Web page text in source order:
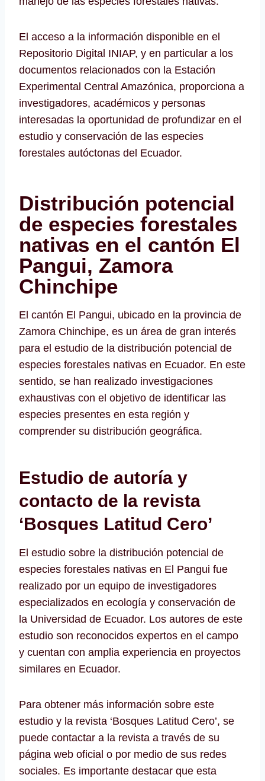
El acceso a la información disponible en el
Repositorio Digital INIAP, y en particular a los
documentos relacionados con la Estación
Experimental Central Amazónica, proporciona a
investigadores, académicos y personas
interesadas la oportunidad de profundizar en el
estudio y conservación de las especies
forestales autóctonas del Ecuador.
Distribución potencial
de especies forestales
nativas en el cantón El
Pangui, Zamora
Chinchipe
El cantón El Pangui, ubicado en la provincia de
Zamora Chinchipe, es un área de gran interés
para el estudio de la distribución potencial de
especies forestales nativas en Ecuador. En este
sentido, se han realizado investigaciones
exhaustivas con el objetivo de identificar las
especies presentes en esta región y
comprender su distribución geográfica.
Estudio de autoría y
contacto de la revista
‘Bosques Latitud Cero’
El estudio sobre la distribución potencial de
especies forestales nativas en El Pangui fue
realizado por un equipo de investigadores
especializados en ecología y conservación de
la Universidad de Ecuador. Los autores de este
estudio son reconocidos expertos en el campo
y cuentan con amplia experiencia en proyectos
similares en Ecuador.
Para obtener más información sobre este
estudio y la revista ‘Bosques Latitud Cero’, se
puede contactar a la revista a través de su
página web oficial o por medio de sus redes
sociales. Es importante destacar que esta